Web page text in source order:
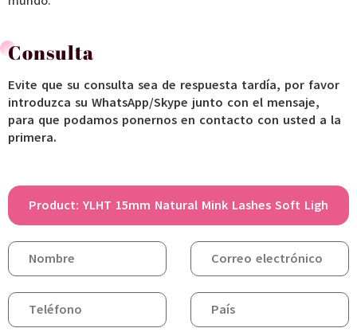
Consulta
Evite que su consulta sea de respuesta tardía, por favor
introduzca su WhatsApp/Skype junto con el mensaje,
para que podamos ponernos en contacto con usted a la
primera.